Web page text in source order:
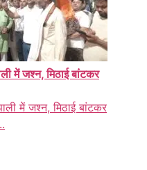
में जश्न, मिठाई बांटकर
में जश्न, मिठाई बांटकर